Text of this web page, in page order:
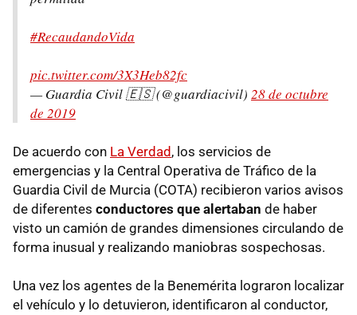
#RecaudandoVida
pic.twitter.com/3X3Heb82fc
— Guardia Civil 🇪🇸 (@guardiacivil) 28 de octubre
de 2019
De acuerdo con La Verdad, los servicios de
emergencias y la Central Operativa de Tráfico de la
Guardia Civil de Murcia (COTA) recibieron varios avisos
de diferentes conductores que alertaban de haber
visto un camión de grandes dimensiones circulando de
forma inusual y realizando maniobras sospechosas.
Una vez los agentes de la Benemérita lograron localizar
el vehículo y lo detuvieron, identificaron al conductor,